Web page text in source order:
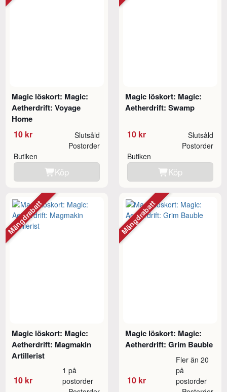
Magic löskort: Magic:
Aetherdrift: Voyage
Home
10 kr Slutsåld
Butiken
Postorder
Köp
Magic löskort: Magic:
Aetherdrift: Swamp
10 kr Slutsåld
Butiken
Postorder
Köp
Magic löskort: Magic:
Aetherdrift: Magmakin
Artillerist
10 kr
1 på
postorder
Mängdrabatt
Magic löskort: Magic:
Aetherdrift: Grim Bauble
10 kr
Fler än 20
på
postorder
Mängdrabatt